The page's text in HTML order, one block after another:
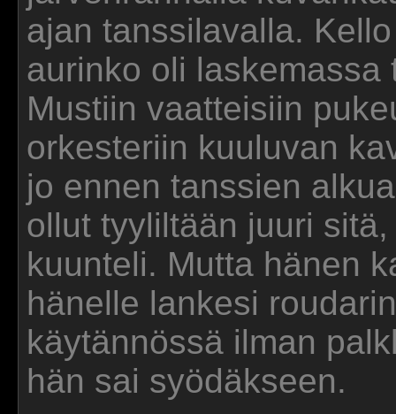
ajan tanssilavalla.
aurinko oli
Mustiin vaatteisiin
orkesteriin kuuluvan
jo ennen tanssien
ollut tyyliltään juuri
kuunteli. Mutta hänen
hänelle lankesi
käytännössä ilman
hän sai syödäkseen.